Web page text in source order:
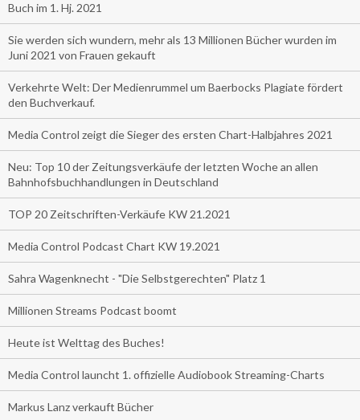
Buch im 1. Hj. 2021
Sie werden sich wundern, mehr als 13 Millionen Bücher wurden im
Juni 2021 von Frauen gekauft
Verkehrte Welt: Der Medienrummel um Baerbocks Plagiate fördert
den Buchverkauf.
Media Control zeigt die Sieger des ersten Chart-Halbjahres 2021
Neu: Top 10 der Zeitungsverkäufe der letzten Woche an allen
Bahnhofsbuchhandlungen in Deutschland
TOP 20 Zeitschriften-Verkäufe KW 21.2021
Media Control Podcast Chart KW 19.2021
Sahra Wagenknecht - "Die Selbstgerechten" Platz 1
Millionen Streams Podcast boomt
Heute ist Welttag des Buches!
Media Control launcht 1. offizielle Audiobook Streaming-Charts
Markus Lanz verkauft Bücher